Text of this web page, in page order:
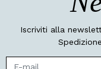
Iscriviti alla